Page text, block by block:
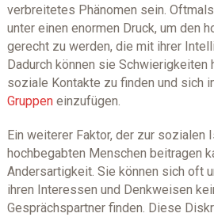
verbreitetes Phänomen sein.
unter einen enormen Druck, um den
gerecht zu werden, die mit ihrer
Dadurch können sie Schwierigkeiten
soziale Kontakte zu finden und sich
Gruppeneinzufügen.
Ein weiterer Faktor, der zur sozialen
hochbegabten Menschen beitragen
Andersartigkeit. Sie können sich oft
ihren Interessen und Denkweisen
Gesprächspartner finden. Diese